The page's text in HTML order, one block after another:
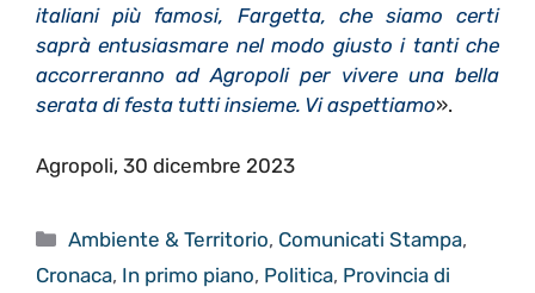
italiani più famosi, Fargetta, che siamo certi
saprà entusiasmare nel modo giusto i tanti che
accorreranno ad Agropoli per vivere una bella
serata di festa tutti insieme. Vi aspettiamo».
Agropoli, 30 dicembre 2023
Categorie
Ambiente & Territorio, Comunicati Stampa,
Cronaca, In primo piano, Politica, Provincia di